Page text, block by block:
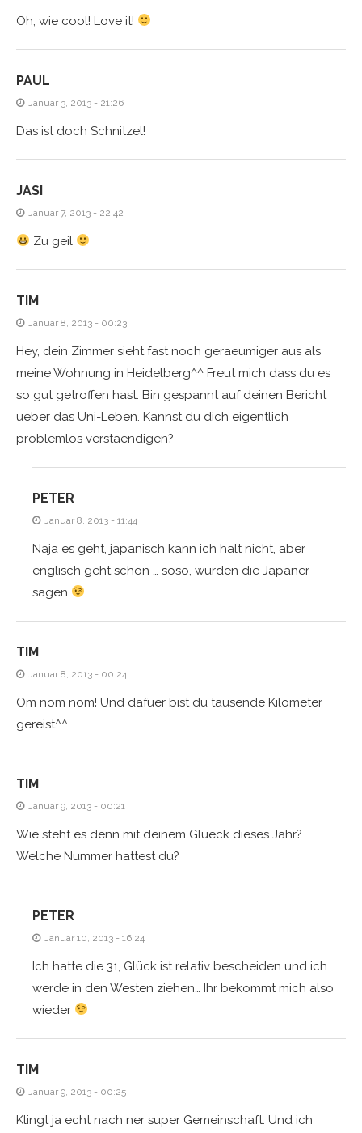
Oh, wie cool! Love it!
PAUL
Januar 3, 2013 - 21:26
Das ist doch Schnitzel!
JASI
Januar 7, 2013 - 22:42
Zu geil
TIM
Januar 8, 2013 - 00:23
Hey, dein Zimmer sieht fast noch geraeumiger aus als
meine Wohnung in Heidelberg^^ Freut mich dass du es
so gut getroffen hast. Bin gespannt auf deinen Bericht
ueber das Uni-Leben. Kannst du dich eigentlich
problemlos verstaendigen?
PETER
Januar 8, 2013 - 11:44
Naja es geht, japanisch kann ich halt nicht, aber
englisch geht schon … soso, würden die Japaner
sagen
TIM
Januar 8, 2013 - 00:24
Om nom nom! Und dafuer bist du tausende Kilometer
gereist^^
TIM
Januar 9, 2013 - 00:21
Wie steht es denn mit deinem Glueck dieses Jahr?
Welche Nummer hattest du?
PETER
Januar 10, 2013 - 16:24
Ich hatte die 31, Glück ist relativ bescheiden und ich
werde in den Westen ziehen… Ihr bekommt mich also
wieder
TIM
Januar 9, 2013 - 00:25
Klingt ja echt nach ner super Gemeinschaft. Und ich